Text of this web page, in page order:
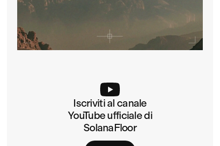
Iscriviti al canale
YouTube ufficiale di
SolanaFloor